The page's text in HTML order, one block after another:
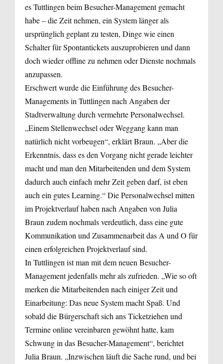
es Tuttlingen beim Besucher-Management gemacht
habe – die Zeit nehmen, ein System länger als
ursprünglich geplant zu testen, Dinge wie einen
Schalter für Spontantickets auszuprobieren und dann
doch wieder offline zu nehmen oder Dienste nochmals
anzupassen.
Erschwert wurde die Einführung des Besucher-
Managements in Tuttlingen nach Angaben der
Stadtverwaltung durch vermehrte Personalwechsel.
„Einem Stellenwechsel oder Weggang kann man
natürlich nicht vorbeugen“, erklärt Braun. „Aber die
Erkenntnis, dass es den Vorgang nicht gerade leichter
macht und man den Mitarbeitenden und dem System
dadurch auch einfach mehr Zeit geben darf, ist eben
auch ein gutes Learning.“ Die Personalwechsel mitten
im Projektverlauf haben nach Angaben von Julia
Braun zudem nochmals verdeutlich, dass eine gute
Kommunikation und Zusammenarbeit das A und O für
einen erfolgreichen Projektverlauf sind.
In Tuttlingen ist man mit dem neuen Besucher-
Management jedenfalls mehr als zufrieden. „Wie so oft
merken die Mitarbeitenden nach einiger Zeit und
Einarbeitung: Das neue System macht Spaß. Und
sobald die Bürgerschaft sich ans Ticketziehen und
Termine online vereinbaren gewöhnt hatte, kam
Schwung in das Besucher-Management“, berichtet
Julia Braun. „Inzwischen läuft die Sache rund, und bei